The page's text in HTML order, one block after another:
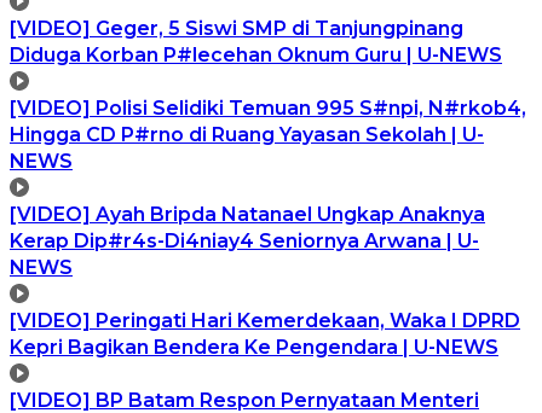
[VIDEO] Geger, 5 Siswi SMP di Tanjungpinang
Diduga Korban P#lecehan Oknum Guru | U-NEWS
[VIDEO] Polisi Selidiki Temuan 995 S#npi, N#rkob4,
Hingga CD P#rno di Ruang Yayasan Sekolah | U-
NEWS
[VIDEO] Ayah Bripda Natanael Ungkap Anaknya
Kerap Dip#r4s-Di4niay4 Seniornya Arwana | U-
NEWS
[VIDEO] Peringati Hari Kemerdekaan, Waka I DPRD
Kepri Bagikan Bendera Ke Pengendara | U-NEWS
[VIDEO] BP Batam Respon Pernyataan Menteri